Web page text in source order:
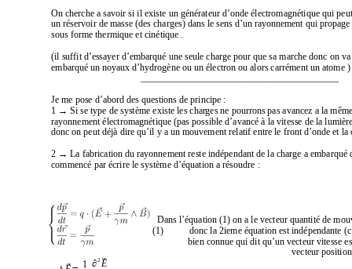
On cherche a savoir si il existe un générateur d’onde électromagnétique qui
un réservoir de masse (des charges) dans le sens d’un rayonnement qui propage
sous forme thermique et cinétique .
(il suffit d’essayer d’embarqué une seule charge pour que sa marche donc on
embarqué un noyaux d’hydrogène ou un électron ou alors carrément un atome )
Je me pose d’abord des questions de principe :
1 → Si se type de système existe les charges ne pourrons pas avancez a la
rayonnement électromagnétique (pas possible d’avancé à la vitesse de la
donc on peut déjà dire qu’il y a un mouvement relatif entre le front d’onde et la
2 → La fabrication du rayonnement reste indépendant de la charge a embarqué
commencé par écrire le système d’équation a résoudre :
Dans l’équation (1) on a le vecteur quantité de
(1)           donc la 2ieme équation est indépendante
bien connue qui dit qu’un vecteur vitesse
vecteur
1 ∂2⃗
E